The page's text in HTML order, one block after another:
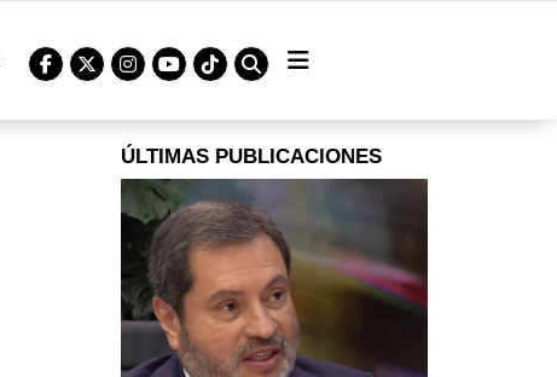
ÚLTIMAS PUBLICACIONES